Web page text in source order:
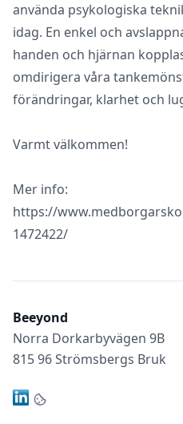
använda psykologiska
idag. En enkel och
handen och hjärnan
omdirigera våra
förändringar, klarhet och
Varmt välkommen!
Mer info:
https://
1472422/
Beeyond
Norra Dorkarbyvägen 9B
815 96 Strömsbergs Bruk